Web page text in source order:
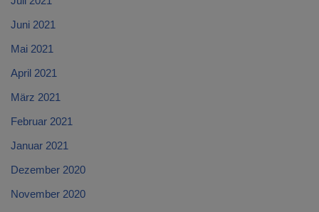
Juni 2021
Mai 2021
April 2021
März 2021
Februar 2021
Januar 2021
Dezember 2020
November 2020